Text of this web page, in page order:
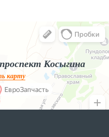
транспорт
Косыгина
карту